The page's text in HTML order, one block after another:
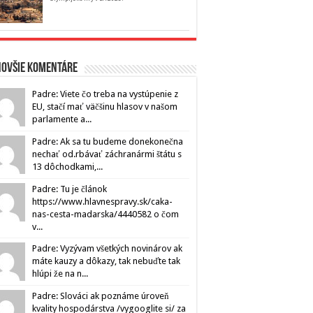
komentáre
Padre: Viete čo treba na vystúpenie z
EU, stačí mať väčšinu hlasov v našom
parlamente a...
Padre: Ak sa tu budeme donekonečna
nechať od.rbávať záchranármi štátu s
13 dôchodkami,...
Padre: Tu je článok
https://www.hlavnespravy.sk/caka-
nas-cesta-madarska/4440582 o čom
v...
Padre: Vyzývam všetkých novinárov ak
máte kauzy a dôkazy, tak nebuďte tak
hlúpi že na n...
Padre: Slováci ak poznáme úroveň
kvality hospodárstva /vygooglite si/ za